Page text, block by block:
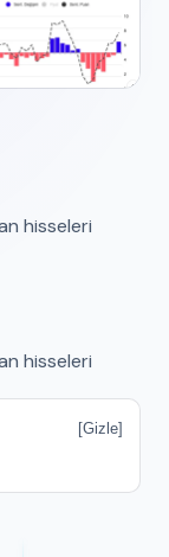
hisseleri
hisseleri
[Gizle]